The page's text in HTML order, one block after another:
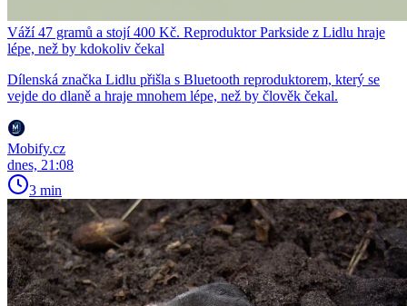
Váží 47 gramů a stojí 400 Kč. Reproduktor Parkside z Lidlu hraje
lépe, než by kdokoliv čekal
Dílenská značka Lidlu přišla s Bluetooth reproduktorem, který se
vejde do dlaně a hraje mnohem lépe, než by člověk čekal.
Mobify.cz
dnes, 21:08
3 min